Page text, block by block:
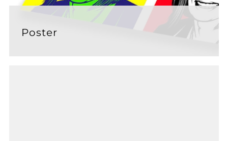
Poster